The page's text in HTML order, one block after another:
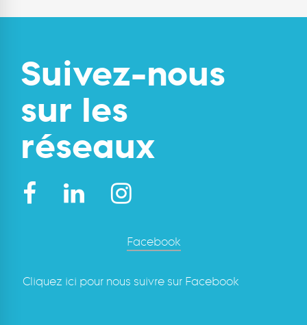
Suivez-nous
sur les
réseaux
Cliquez ici pour nous suivre sur Facebook